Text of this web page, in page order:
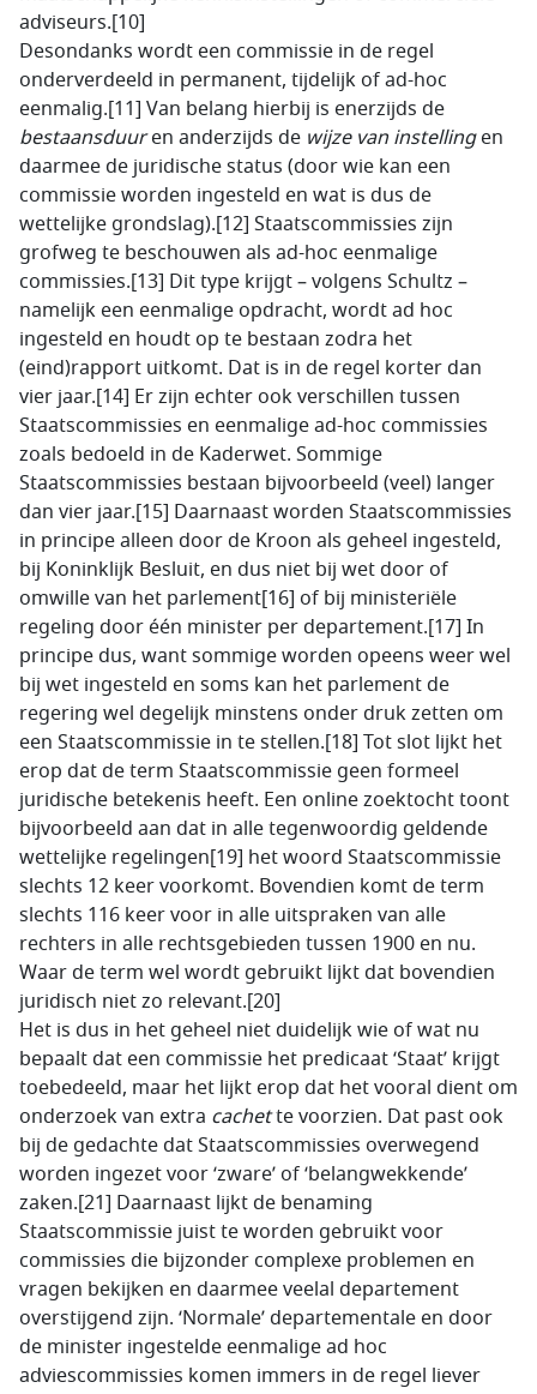
adviseurs.[10]
Desondanks wordt een commissie in de regel
onderverdeeld in permanent, tijdelijk of ad-hoc
eenmalig.[11] Van belang hierbij is enerzijds de
bestaansduuren anderzijds de wijze van instellingen
daarmee de juridische status (door wie kan een
commissie worden ingesteld en wat is dus de
wettelijke grondslag).[12] Staatscommissies zijn
grofweg te beschouwen als ad-hoc eenmalige
commissies.[13] Dit type krijgt – volgens Schultz –
namelijk een eenmalige opdracht, wordt ad hoc
ingesteld en houdt op te bestaan zodra het
(eind)rapport uitkomt. Dat is in de regel korter dan
vier jaar.[14] Er zijn echter ook verschillen tussen
Staatscommissies en eenmalige ad-hoc commissies
zoals bedoeld in de Kaderwet. Sommige
Staatscommissies bestaan bijvoorbeeld (veel) langer
dan vier jaar.[15] Daarnaast worden Staatscommissies
in principe alleen door de Kroon als geheel ingesteld,
bij Koninklijk Besluit, en dus niet bij wet door of
omwille van het parlement[16] of bij ministeriële
regeling door één minister per departement.[17] In
principe dus, want sommige worden opeens weer wel
bij wet ingesteld en soms kan het parlement de
regering wel degelijk minstens onder druk zetten om
een Staatscommissie in te stellen.[18] Tot slot lijkt het
erop dat de term Staatscommissie geen formeel
juridische betekenis heeft. Een online zoektocht toont
bijvoorbeeld aan dat in alle tegenwoordig geldende
wettelijke regelingen[19] het woord Staatscommissie
slechts 12 keer voorkomt. Bovendien komt de term
slechts 116 keer voor in alle uitspraken van alle
rechters in alle rechtsgebieden tussen 1900 en nu.
Waar de term wel wordt gebruikt lijkt dat bovendien
juridisch niet zo relevant.[20]
Het is dus in het geheel niet duidelijk wie of wat nu
bepaalt dat een commissie het predicaat ‘Staat’ krijgt
toebedeeld, maar het lijkt erop dat het vooral dient om
onderzoek van extra cachette voorzien. Dat past ook
bij de gedachte dat Staatscommissies overwegend
worden ingezet voor ‘zware’ of ‘belangwekkende’
zaken.[21] Daarnaast lijkt de benaming
Staatscommissie juist te worden gebruikt voor
commissies die bijzonder complexe problemen en
vragen bekijken en daarmee veelal departement
overstijgend zijn. ‘Normale’ departementale en door
de minister ingestelde eenmalige ad hoc
adviescommissies komen immers in de regel liever